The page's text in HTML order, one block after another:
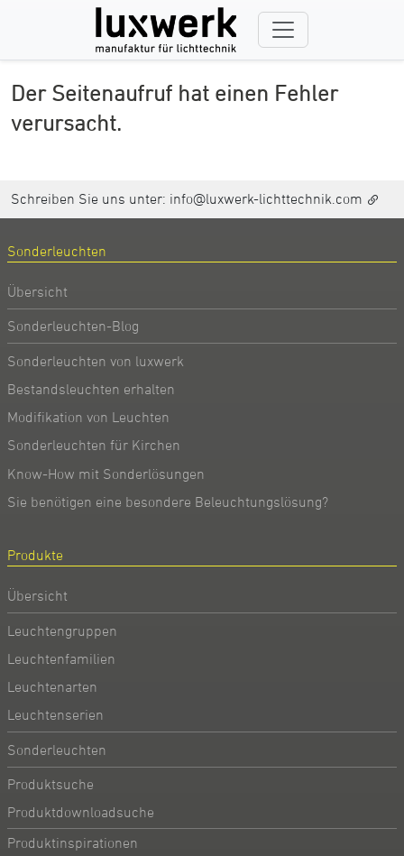
Der Seitenaufruf hat einen Fehler
verursacht.
Schreiben Sie uns unter: info@luxwerk-lichttechnik.com
Sonderleuchten
Übersicht
Sonderleuchten-Blog
Sonderleuchten von luxwerk
Bestandsleuchten erhalten
Modifikation von Leuchten
Sonderleuchten für Kirchen
Know-How mit Sonderlösungen
Sie benötigen eine besondere Beleuchtungslösung?
Produkte
Übersicht
Leuchtengruppen
Leuchtenfamilien
Leuchtenarten
Leuchtenserien
Sonderleuchten
Produktsuche
Produktdownloadsuche
Produktinspirationen